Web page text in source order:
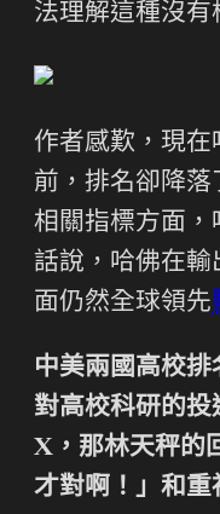
法理解這種沒有
作者感歎，現
前，排名卻降落
相關指標方面，
話說，哈佛在輸
面仍然全球領先
中美兩國高校排
對高校科研的
X，那林天秤的
才對啊！」和重